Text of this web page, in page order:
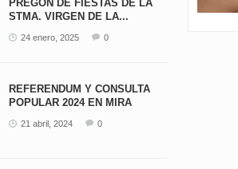
PREGÓN DE FIESTAS DE LA
STMA. VIRGEN DE LA...
24 enero, 2025 0
REFERENDUM Y CONSULTA
POPULAR 2024 EN MIRA
21 abril, 2024 0